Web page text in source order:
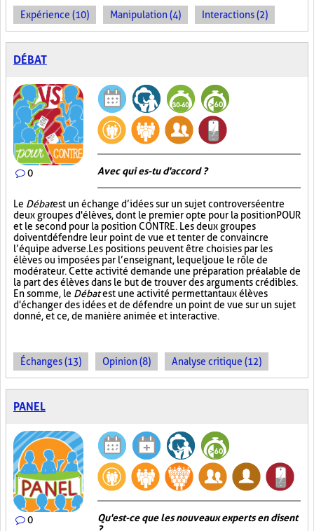
Expérience (10) Manipulation (4) Interactions (2)
DÉBAT
0 Avec qui es-tu d'accord ?
Le Débatest un échange d’idées sur un sujet controversé entre
deux groupes d'élèves, dont le premier opte pour la position POUR
et le second pour la position CONTRE. Les deux groupes
doivent défendre leur point de vue et tenter de convaincre
l’équipe adverse. Les positions peuvent être choisies par les
élèves ou imposées par l’enseignant, lequel joue le rôle de
modérateur. Cette activité demande une préparation préalable de
la part des élèves dans le but de trouver des arguments crédibles.
En somme, le Débatest une activité permettant aux élèves
d'échanger des idées et de défendre un point de vue sur un sujet
donné, et ce, de manière animée et interactive.
Échanges (13) Opinion (8) Analyse critique (12)
PANEL
0
Qu'est-ce que les nouveaux experts en disent